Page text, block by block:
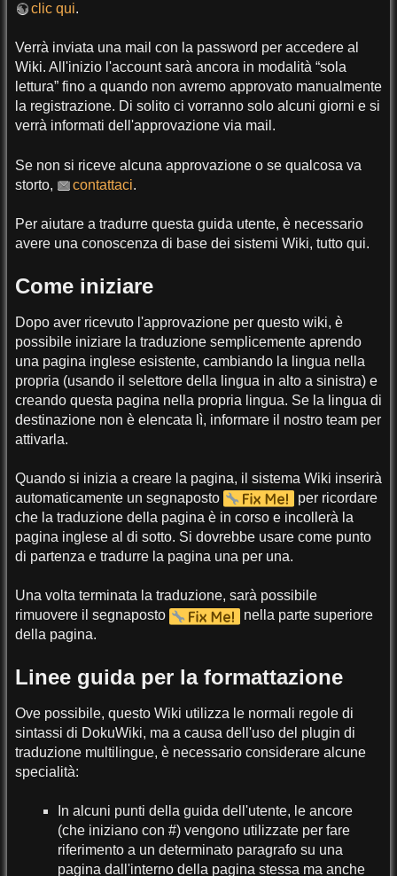
clic qui.
Verrà inviata una mail con la password per accedere al
Wiki. All'inizio l'account sarà ancora in modalità “sola
lettura” fino a quando non avremo approvato manualmente
la registrazione. Di solito ci vorranno solo alcuni giorni e si
verrà informati dell'approvazione via mail.
Se non si riceve alcuna approvazione o se qualcosa va
storto,
contattaci.
Per aiutare a tradurre questa guida utente, è necessario
avere una conoscenza di base dei sistemi Wiki, tutto qui.
Come iniziare
Dopo aver ricevuto l'approvazione per questo wiki, è
possibile iniziare la traduzione semplicemente aprendo
una pagina inglese esistente, cambiando la lingua nella
propria (usando il selettore della lingua in alto a sinistra) e
creando questa pagina nella propria lingua. Se la lingua di
destinazione non è elencata lì, informare il nostro team per
attivarla.
Quando si inizia a creare la pagina, il sistema Wiki inserirà
automaticamente un segnaposto
per ricordare
che la traduzione della pagina è in corso e incollerà la
pagina inglese al di sotto. Si dovrebbe usare come punto
di partenza e tradurre la pagina una per una.
Una volta terminata la traduzione, sarà possibile
rimuovere il segnaposto
nella parte superiore
della pagina.
Linee guida per la formattazione
Ove possibile, questo Wiki utilizza le normali regole di
sintassi di DokuWiki, ma a causa dell'uso del plugin di
traduzione multilingue, è necessario considerare alcune
specialità:
In alcuni punti della guida dell'utente, le ancore
(che iniziano con #) vengono utilizzate per fare
riferimento a un determinato paragrafo su una
pagina dall'interno della pagina stessa ma anche